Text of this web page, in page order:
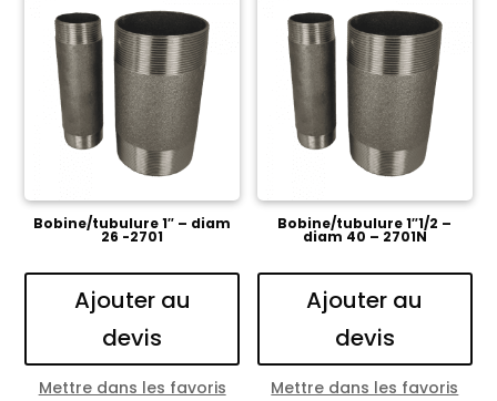
Bobine/tubulure 1″ – diam
26 -2701
Ajouter au
devis
Mettre dans les favoris
Bobine/tubulure 1″1/2 –
diam 40 – 2701N
Ajouter au
devis
Mettre dans les favoris